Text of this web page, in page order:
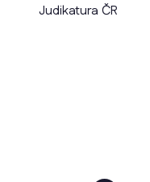
Judikatura ČR